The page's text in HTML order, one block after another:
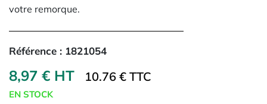
votre remorque.
Référence : 1821054
8,97 € HT 10.76 € TTC
EN STOCK